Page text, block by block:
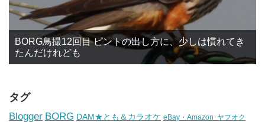
BORG鳥撮12回目 ピントの出し方に、少しは慣れてき
たんだけれども
タグ
Blogger BORG DAM★とも＆カラオケ eBay・Amazon･ヤフオク